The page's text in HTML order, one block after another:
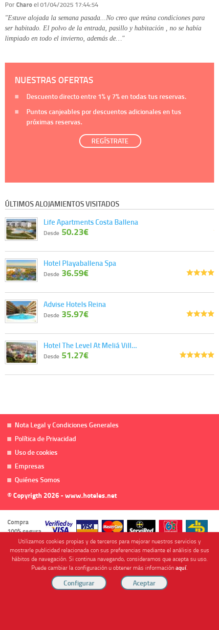
PorCharoel 01/04/2025 17:44:54
"Estuve alojada la semana pasada...No creo que reúna condiciones para
ser habitado. El polvo de la entrada, pasillo y habitación , no se había
limpiado en todo el invierno, además de…"
NUESTRAS OFERTAS
Descuento directo entre 1%y 7%en todas tus reservas.
Puntos canjeables por descuentos adicionales en tus
próximas reservas.
REGÍSTRATE
ÚLTIMOS ALOJAMIENTOS VISITADOS
Life Apartments Costa Ballena
Desde 50.23€
Hotel Playaballena Spa
Desde 36.59€
Advise Hotels Reina
Desde 35.97€
Hotel The Level At Meliá Vill…
Desde 51.27€
Nota Legal y Condiciones Generales
Política de Privacidad
Uso de cookies
Empresas
Quiénes Somos
© Copyrigth 2026 - www.hoteles.net
Compra
100% segura
Cofinanciado por
Utilizamos cookies propias y de terceros para mejorar nuestros servicios y
mostrarle publicidad relacionada con sus preferencias mediante el análisis de sus
hábitos de navegación. Si continua navegando, consideramos que acepta su uso.
Puede cambiar la configuración u obtener más informaciónaquí.